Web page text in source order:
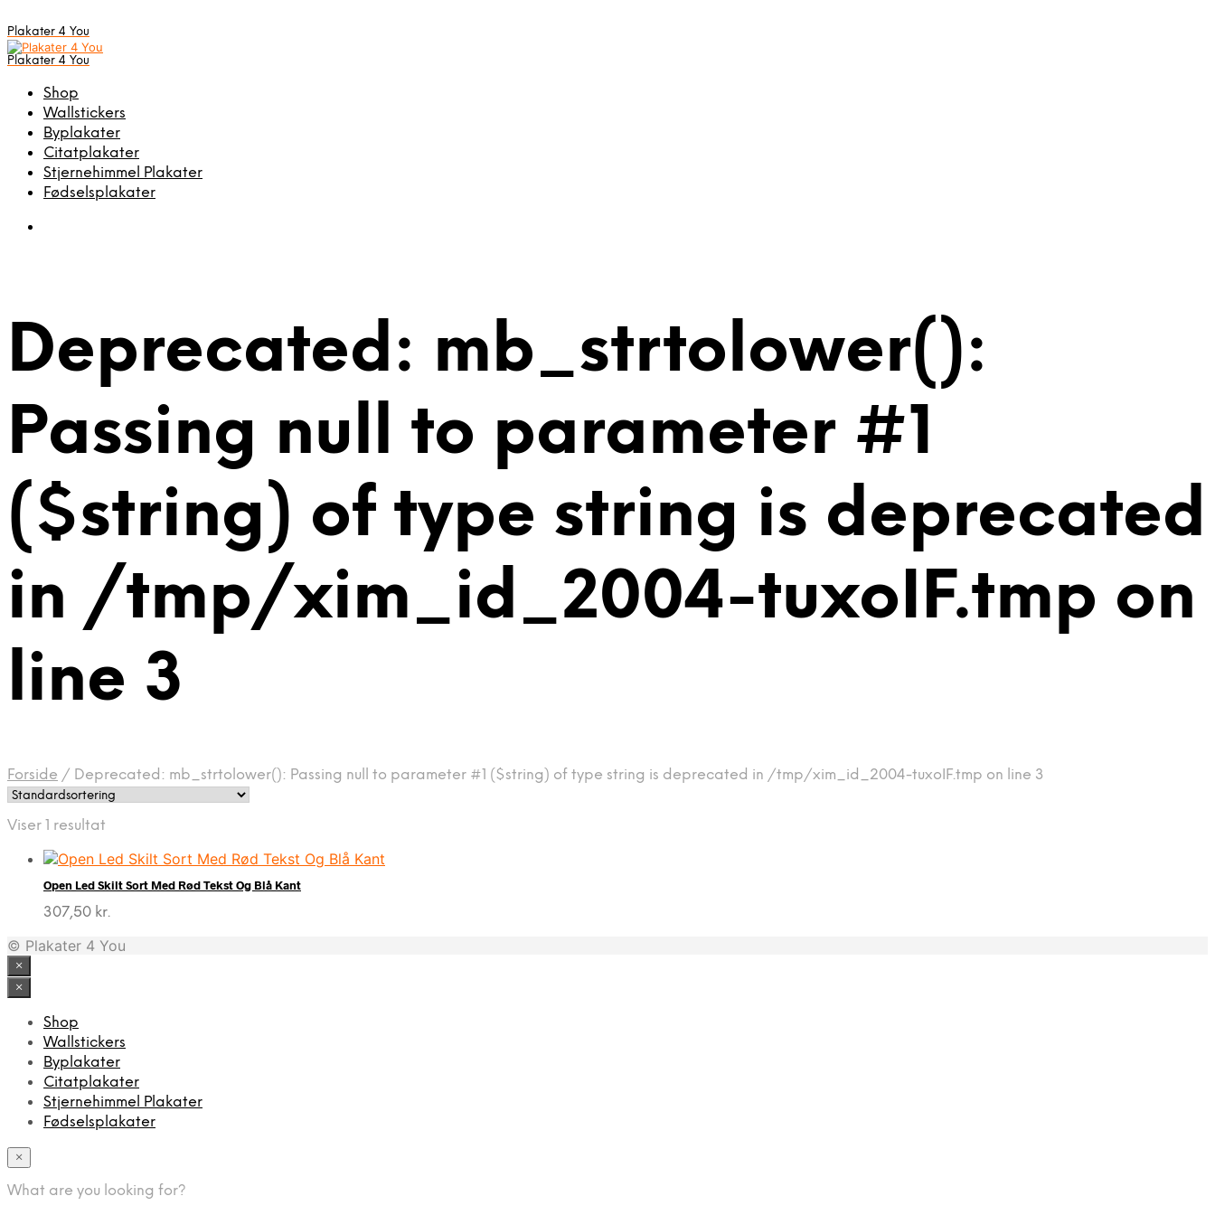
Plakater 4 You
Plakater 4 You
Shop
Wallstickers
Byplakater
Citatplakater
Stjernehimmel Plakater
Fødselsplakater
Deprecated: mb_strtolower():
Passing null to parameter #1
($string) of type string is deprecated
in /tmp/xim_id_2004-tuxoIF.tmp on
line 3
Forside / Deprecated: mb_strtolower(): Passing null to parameter #1 ($string) of type string is deprecated in /tmp/xim_id_2004-tuxoIF.tmp on line 3
Viser 1 resultat
Open Led Skilt Sort Med Rød Tekst Og Blå Kant
307,50 kr.
© Plakater 4 You
×
×
Shop
Wallstickers
Byplakater
Citatplakater
Stjernehimmel Plakater
Fødselsplakater
×
What are you looking for?